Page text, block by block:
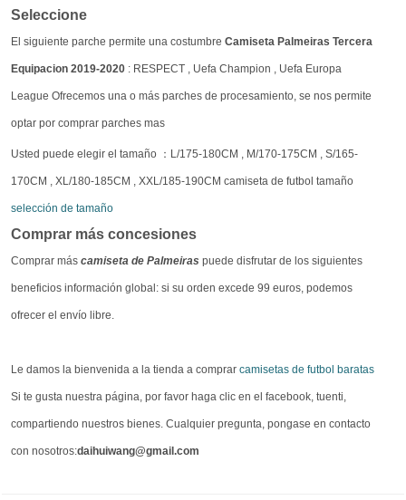
Seleccione
El siguiente parche permite una costumbre Camiseta Palmeiras Tercera
Equipacion 2019-2020 : RESPECT , Uefa Champion , Uefa Europa
League Ofrecemos una o más parches de procesamiento, se nos permite
optar por comprar parches mas
Usted puede elegir el tamaño ：L/175-180CM , M/170-175CM , S/165-
170CM , XL/180-185CM , XXL/185-190CM camiseta de futbol tamaño
selección de tamaño
Comprar más concesiones
Comprar más camiseta de Palmeiras puede disfrutar de los siguientes
beneficios información global: si su orden excede 99 euros, podemos
ofrecer el envío libre.
Le damos la bienvenida a la tienda a comprar camisetas de futbol baratas
Si te gusta nuestra página, por favor haga clic en el facebook, tuenti,
compartiendo nuestros bienes. Cualquier pregunta, pongase en contacto
con nosotros:daihuiwang@gmail.com